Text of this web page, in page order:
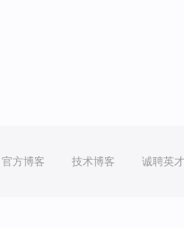
官方博客 技术博客 诚聘英才